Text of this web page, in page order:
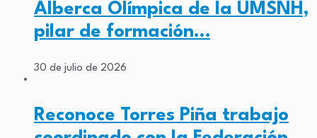
Alberca Olímpica de la UMSNH,
pilar de formación…
30 de julio de 2026
Reconoce Torres Piña trabajo